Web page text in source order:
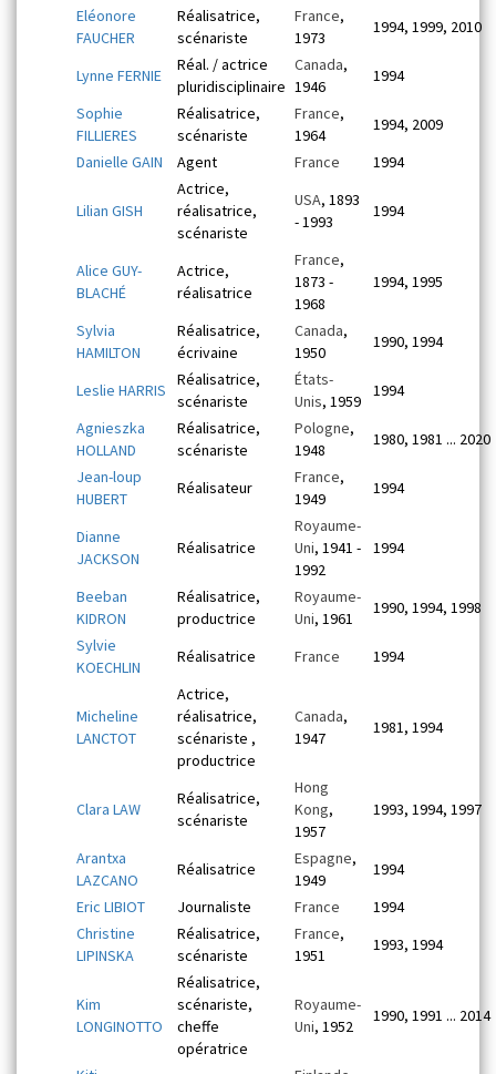
Eléonore
FAUCHER
Réalisatrice,
scénariste
France,
1973
1994, 1999, 2010
Lynne FERNIE
Réal. / actrice
pluridisciplinaire
Canada,
1946
1994
Sophie
FILLIERES
Réalisatrice,
scénariste
France,
1964
1994, 2009
Danielle GAIN
Agent France 1994
Lilian GISH
Actrice,
réalisatrice,
scénariste
USA, 1893
- 1993
1994
Alice GUY-
BLACHÉ
Actrice,
réalisatrice
France,
1873 -
1968
1994, 1995
Sylvia
HAMILTON
Réalisatrice,
écrivaine
Canada,
1950
1990, 1994
Leslie HARRIS
Réalisatrice,
scénariste
États-
Unis, 1959
1994
Agnieszka
HOLLAND
Réalisatrice,
scénariste
Pologne,
1948
1980, 1981 ... 2020
Jean-loup
HUBERT
Réalisateur
France,
1949
1994
Dianne
JACKSON
Réalisatrice
Royaume-
Uni, 1941 -
1992
1994
Beeban
KIDRON
Réalisatrice,
productrice
Royaume-
Uni, 1961
1990, 1994, 1998
Sylvie
KOECHLIN
Réalisatrice France 1994
Micheline
LANCTOT
Actrice,
réalisatrice,
scénariste ,
productrice
Canada,
1947
1981, 1994
Clara LAW
Réalisatrice,
scénariste
Hong
Kong,
1957
1993, 1994, 1997
Arantxa
LAZCANO
Réalisatrice
Espagne,
1949
1994
Eric LIBIOT
Journaliste France
1994
Christine
LIPINSKA
Réalisatrice,
scénariste
France,
1951
1993, 1994
Kim
LONGINOTTO
Réalisatrice,
scénariste,
cheffe
opératrice
Royaume-
Uni, 1952
1990, 1991 ... 2014